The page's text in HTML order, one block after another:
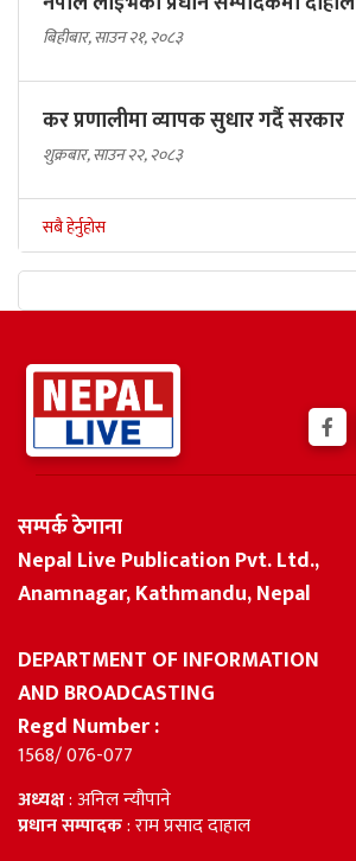
बिहीबार, साउन २१, २०८३
कर प्रणालीमा व्यापक सुधार गर्दै सरकार
शुक्रबार, साउन २२, २०८३
सबै हेर्नुहोस
सम्पर्क ठेगाना
Nepal Live Publication Pvt. Ltd.,
Anamnagar, Kathmandu, Nepal
DEPARTMENT OF INFORMATION
AND BROADCASTING
Regd Number :
1568/ 076-077
अध्यक्ष: अनिल न्यौपाने
प्रधान सम्पादक: राम प्रसाद दाहाल